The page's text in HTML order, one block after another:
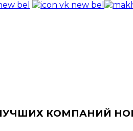
КОМПАНИЙ